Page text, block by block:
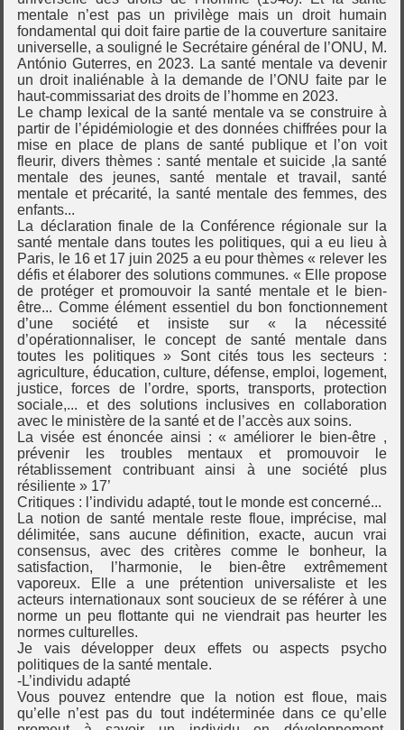
mentale n’est pas un privilège mais un droit humain
fondamental qui doit faire partie de la couverture sanitaire
universelle, a souligné le Secrétaire général de l’ONU, M.
António Guterres, en 2023. La santé mentale va devenir
un droit inaliénable à la demande de l’ONU faite par le
haut-commissariat des droits de l’homme en 2023.
Le champ lexical de la santé mentale va se construire à
partir de l’épidémiologie et des données chiffrées pour la
mise en place de plans de santé publique et l’on voit
fleurir, divers thèmes : santé mentale et suicide ,la santé
mentale des jeunes, santé mentale et travail, santé
mentale et précarité, la santé mentale des femmes, des
enfants...
La déclaration finale de la Conférence régionale sur la
santé mentale dans toutes les politiques, qui a eu lieu à
Paris, le 16 et 17 juin 2025 a eu pour thèmes « relever les
défis et élaborer des solutions communes. « Elle propose
de protéger et promouvoir la santé mentale et le bien-
être... Comme élément essentiel du bon fonctionnement
d’une société et insiste sur « la nécessité
d’opérationnaliser, le concept de santé mentale dans
toutes les politiques » Sont cités tous les secteurs :
agriculture, éducation, culture, défense, emploi, logement,
justice, forces de l’ordre, sports, transports, protection
sociale,... et des solutions inclusives en collaboration
avec le ministère de la santé et de l’accès aux soins.
La visée est énoncée ainsi : « améliorer le bien-être ,
prévenir les troubles mentaux et promouvoir le
rétablissement contribuant ainsi à une société plus
résiliente » 17’
Critiques : l’individu adapté, tout le monde est concerné...
La notion de santé mentale reste floue, imprécise, mal
délimitée, sans aucune définition, exacte, aucun vrai
consensus, avec des critères comme le bonheur, la
satisfaction, l’harmonie, le bien-être extrêmement
vaporeux. Elle a une prétention universaliste et les
acteurs internationaux sont soucieux de se référer à une
norme un peu flottante qui ne viendrait pas heurter les
normes culturelles.
Je vais développer deux effets ou aspects psycho
politiques de la santé mentale.
-L’individu adapté
Vous pouvez entendre que la notion est floue, mais
qu’elle n’est pas du tout indéterminée dans ce qu’elle